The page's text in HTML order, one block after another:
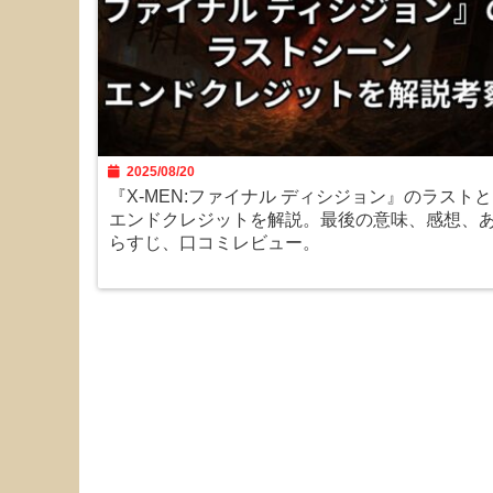
2025/08/20
『X-MEN:ファイナル ディシジョン』のラストと
エンドクレジットを解説。最後の意味、感想、
らすじ、口コミレビュー。